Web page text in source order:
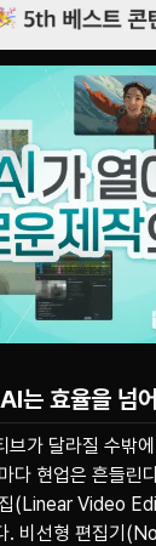
는 효율을 넘
브가 달라질 수밖
다 현업은 흔들린
(Linear Video
. 비선형 편집기